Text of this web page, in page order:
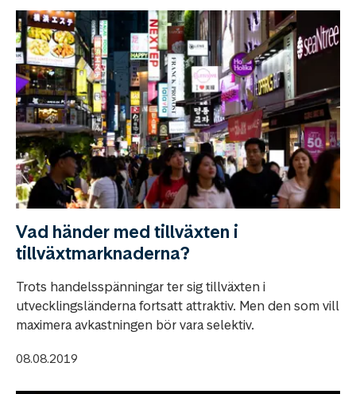
Vad händer med tillväxten i
tillväxtmarknaderna?
Trots handelsspänningar ter sig tillväxten i
utvecklingsländerna fortsatt attraktiv. Men den som vill
maximera avkastningen bör vara selektiv.
08.08.2019